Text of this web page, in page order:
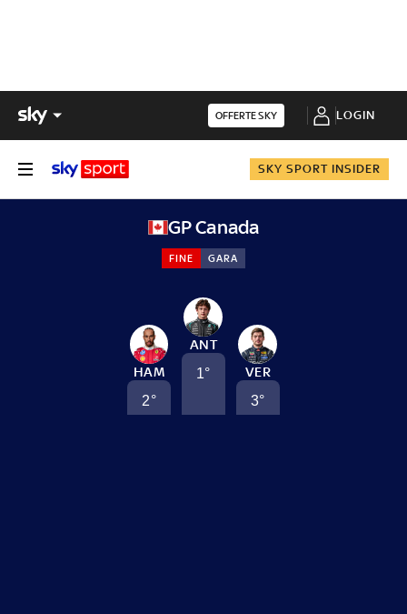
OFFERTE SKY LOGIN
SKY SPORT INSIDER
GP Canada
FINE GARA
ANT
1°
HAM
2°
VER
3°